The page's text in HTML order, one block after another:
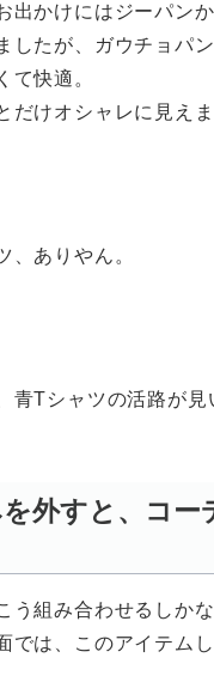
出かけにはジーパン
したが、ガウチョパ
て快適。
だけオシャレに見えま
、ありやん。
青Tシャツの活路が見
外すと、コー
う組み合わせるしかな
では、このアイテム